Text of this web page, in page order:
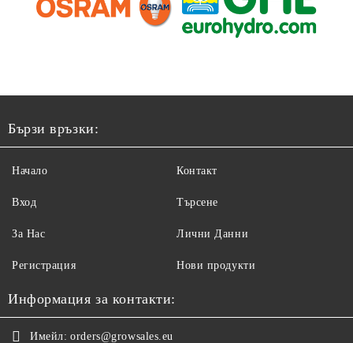
Бързи връзки:
Начало
Вход
За Нас
Регистрация
Контакт
Търсене
Лични Данни
Нови продукти
Информация за контакти:
Имейл: orders@growsales.eu